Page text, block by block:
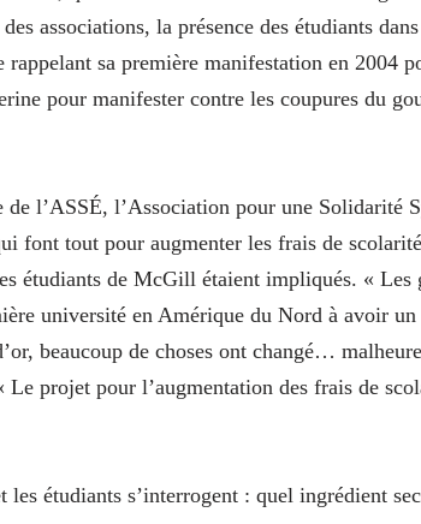
associations, la présence des étudiants
sa première manifestation en 2004
pour manifester contre les coupures du
l’ASSÉ, l’Association pour une Solidarité
font tout pour augmenter les frais de
étudiants de McGill étaient impliqués. « Les
université en Amérique du Nord à avoir
beaucoup de choses ont changé…
Le projet pour l’augmentation des frais de
les étudiants s’interrogent : quel ingrédient